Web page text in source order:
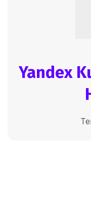
Yandex